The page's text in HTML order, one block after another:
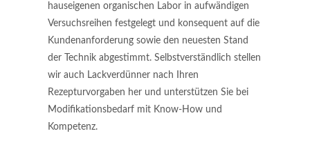
hauseigenen organischen Labor in aufwändigen
Versuchsreihen festgelegt und konsequent auf die
Kundenanforderung sowie den neuesten Stand
der Technik abgestimmt. Selbstverständlich stellen
wir auch Lackverdünner nach Ihren
Rezepturvorgaben her und unterstützen Sie bei
Modifikationsbedarf mit Know-How und
Kompetenz.